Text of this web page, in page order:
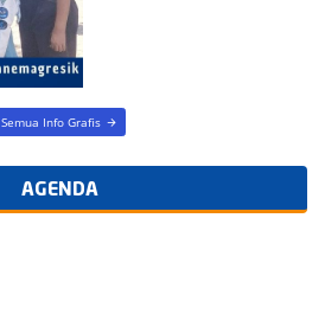
AGENDA